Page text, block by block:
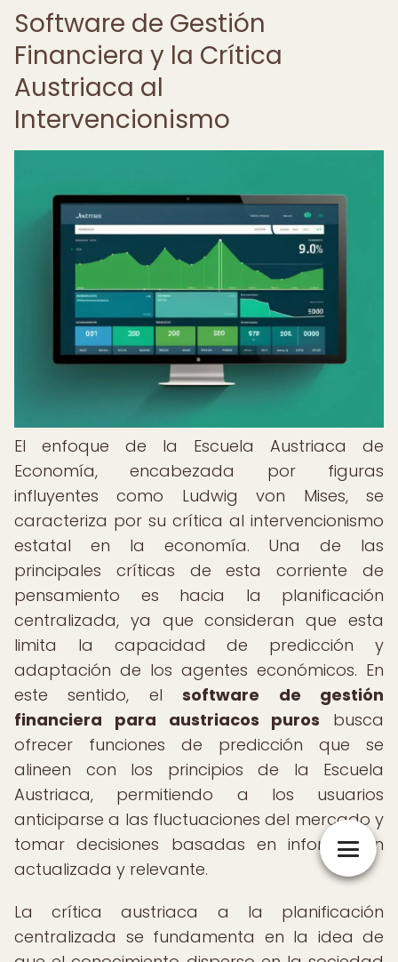
Software de Gestión
Financiera y la Crítica
Austriaca al
Intervencionismo
El enfoque de la Escuela Austriaca de
Economía, encabezada por figuras
influyentes como Ludwig von Mises, se
caracteriza por su crítica al intervencionismo
estatal en la economía. Una de las
principales críticas de esta corriente de
pensamiento es hacia la planificación
centralizada, ya que consideran que esta
limita la capacidad de predicción y
adaptación de los agentes económicos. En
este sentido, elsoftware de gestión
financiera para austriacos puros busca
ofrecer funciones de predicción que se
alineen con los principios de la Escuela
Austriaca, permitiendo a los usuarios
anticiparse a las fluctuaciones del mercado y
tomar decisiones basadas en información
actualizada y relevante.
La crítica austriaca a la planificación
centralizada se fundamenta en la idea de